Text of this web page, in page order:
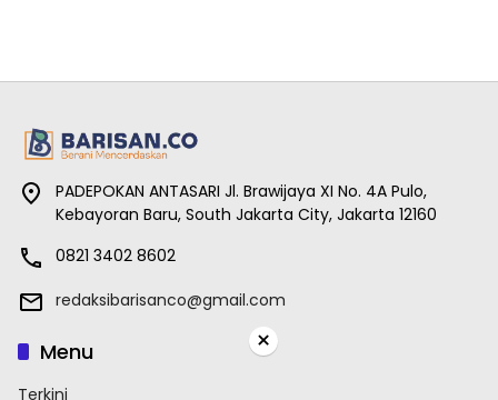
PADEPOKAN ANTASARI Jl. Brawijaya XI No. 4A Pulo,
Kebayoran Baru, South Jakarta City, Jakarta 12160
0821 3402 8602
redaksibarisanco@gmail.com
Menu
Terkini
×